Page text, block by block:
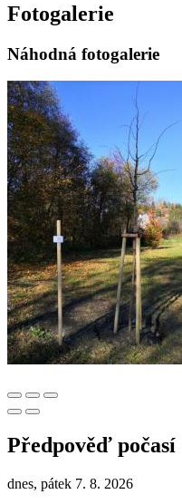
Fotogalerie
Náhodná fotogalerie
Předpověď počasí
dnes, pátek 7. 8. 2026